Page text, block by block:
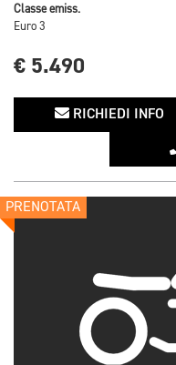
Classe emiss.
Euro 3
€ 5.490
RICHIEDI INFO
PRENOTATA